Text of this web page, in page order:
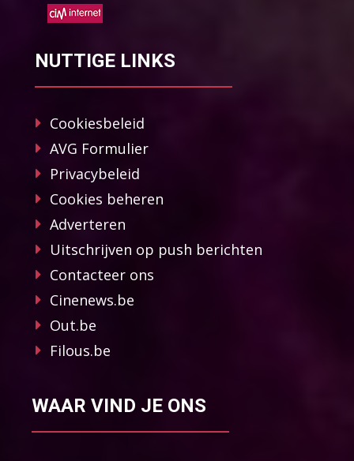
NUTTIGE LINKS
Cookiesbeleid
AVG Formulier
Privacybeleid
Cookies beheren
Adverteren
Uitschrijven op push berichten
Contacteer ons
Cinenews.be
Out.be
Filous.be
WAAR VIND JE ONS